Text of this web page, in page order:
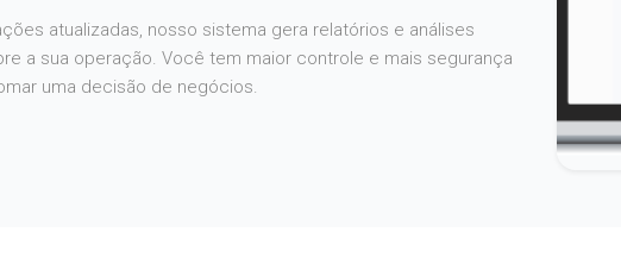
atualizadas, nosso sistema gera relatórios e análises
a sua operação. Você tem maior controle e mais segurança
uma decisão de negócios.